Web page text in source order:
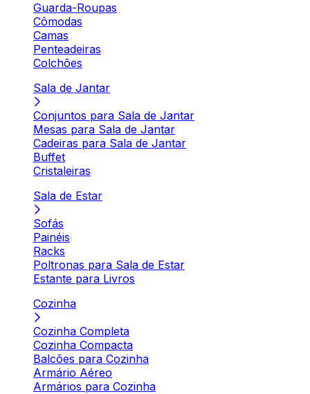
Guarda-Roupas
Cômodas
Camas
Penteadeiras
Colchões
Sala de Jantar
Conjuntos para Sala de Jantar
Mesas para Sala de Jantar
Cadeiras para Sala de Jantar
Buffet
Cristaleiras
Sala de Estar
Sofás
Painéis
Racks
Poltronas para Sala de Estar
Estante para Livros
Cozinha
Cozinha Completa
Cozinha Compacta
Balcões para Cozinha
Armário Aéreo
Armários para Cozinha